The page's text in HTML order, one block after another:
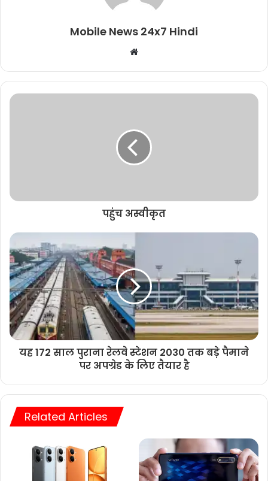
Mobile News 24x7 Hindi
Website
पहुंच अस्वीकृत
यह 172 साल पुराना रेलवे स्टेशन 2030 तक बड़े पैमाने
पर अपग्रेड के लिए तैयार है
Related Articles